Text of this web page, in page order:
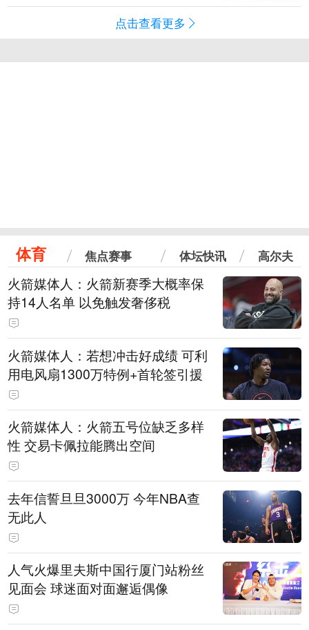
点击查看更多
体育 焦点赛事 体坛快讯 高尔夫
火箭媒体人：火箭新赛季大概率保
持14人名单 以免触发奢侈税
火箭媒体人：若想冲击好成绩 可利
用电风扇1300万特例+首轮签引援
火箭媒体人：火箭五号位缺乏多样
性 交易卡佩拉能腾出空间
去年信誓旦旦3000万 今年NBA查
无此人
人气火爆里夫斯中国行厦门站粉丝
见面会 球迷面对面邂逅偶像